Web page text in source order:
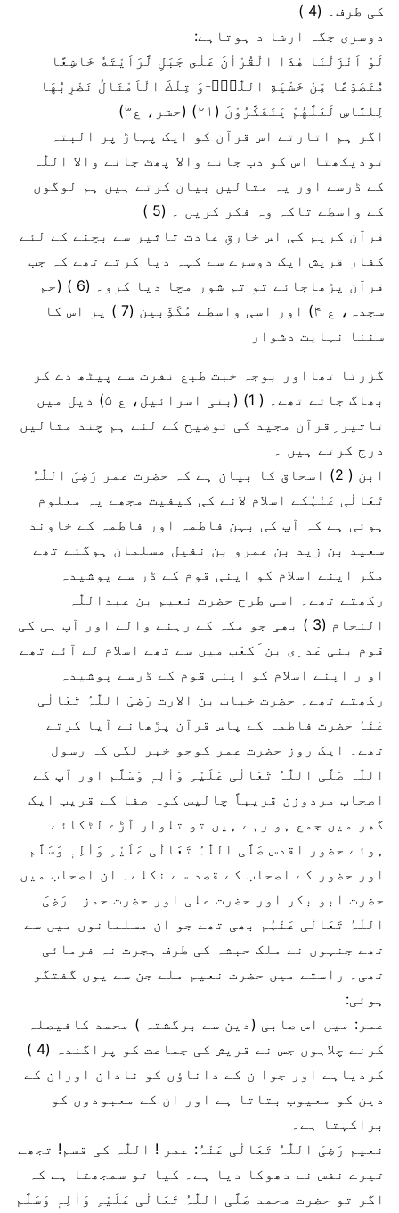
کی طرف۔ (4 )
دوسری جگہ ارشا د ہوتاہے:
لَوْ اَنْزَلْنَا هٰذَا الْقُرْاٰنَ عَلٰى جَبَلٍ لَّرَاَیْتَهٗ خَاشِعًا
مُّتَصَدِّعًا مِّنْ خَشْیَةِ اللّٰهِؕ-وَ تِلْكَ الْاَمْثَالُ نَضْرِبُهَا
لِلنَّاسِ لَعَلَّهُمْ یَتَفَكَّرُوْنَ (۲۱) (حشر، ع۳)
اگر ہم اتارتے اس قرآن کو ایک پہاڑ پر البتہ
تودیکھتا اس کو دب جانے والا پھٹ جانے والا اللّٰہ
کے ڈرسے اور یہ مثالیں بیان کرتے ہیں ہم لوگوں
کے واسطے تاکہ وہ فکر کریں ۔ (5 )
قرآن کریم کی اس خارقِ عادت تاثیر سے بچنے کے لئے
کفار قریش ایک دوسرے سے کہہ دیا کرتے تھے کہ جب
قرآن پڑھاجائے تو تم شور مچا دیا کرو۔ (6 ) (حم
سجدہ، ع ۴) اور اسی واسطے مُکَذِّبین (7 ) پر اس کا
سننا نہایت دشوار
گزرتا تھااور بوجہ خبث طبع نفرت سے پیٹھ دے کر
بھاگ جاتے تھے۔ ( 1) (بنی اسرائیل، ع ۵) ذیل میں
تاثیر ِقرآن مجید کی توضیح کے لئے ہم چند مثالیں
درج کرتے ہیں ۔
ابن ( 2) اسحاق کا بیان ہے کہ حضرت عمر رَضِیَ اللّٰہُ
تَعَالٰی عَنْہُکے اسلام لانے کی کیفیت مجھے یہ معلوم
ہوئی ہے کہ آپ کی بہن فاطمہ اور فاطمہ کے خاوند
سعید بن زید بن عمرو بن نفیل مسلمان ہوگئے تھے
مگر اپنے اسلام کو اپنی قوم کے ڈر سے پوشیدہ
رکھتے تھے۔ اسی طرح حضرت نعیم بن عبداللّٰہ
النحام (3 ) بھی جو مکہ کے رہنے والے اور آپ ہی کی
قوم بنی عَد ِی بن َکعْب میں سے تھے اسلام لے آئے تھے
او ر اپنے اسلام کو اپنی قوم کے ڈرسے پوشیدہ
رکھتے تھے۔ حضرت خباب بن الارت رَضِیَ اللّٰہُ تَعَالٰی
عَنْہُ حضرت فاطمہ کے پاس قرآن پڑھانے آیا کرتے
تھے۔ ایک روز حضرت عمر کوجو خبر لگی کہ رسول
اللّٰہ صَلَّی اللّٰہُ تَعَالٰی عَلَیْہِ وَاٰلِہٖ وَسَلَّم اور آپ کے
اصحاب مردوزن قریباً چالیس کوہ صفا کے قریب ایک
گھر میں جمع ہو رہے ہیں تو تلوار آڑے لٹکائے
ہوئے حضور اقدس صَلَّی اللّٰہُ تَعَالٰی عَلَیْہِ وَاٰلِہٖ وَسَلَّم
اور حضور کے اصحاب کے قصد سے نکلے۔ ان اصحاب میں
حضرت ابو بکر اور حضرت علی اور حضرت حمزہ رَضِیَ
اللّٰہُ تَعَالٰی عَنْہُم بھی تھے جو ان مسلمانوں میں سے
تھے جنہوں نے ملک حبشہ کی طرف ہجرت نہ فرمائی
تھی۔ راستے میں حضرت نعیم ملے جن سے یوں گفتگو
ہوئی:
عمر: میں اس صابی (دین سے برگشتہ ) محمد کافیصلہ
کرنے چلاہوں جس نے قریش کی جماعت کو پراگندہ (4 )
کردیاہے اور جوا ن کے داناؤں کو نادان اوران کے
دین کو معیوب بتاتا ہے اور ان کے معبودوں کو
براکہتا ہے۔
نعیم رَضِیَ اللّٰہُ تَعَالٰی عَنْہُ: عمر ! اللّٰہ کی قسم! تجھے
تیرے نفس نے دھوکا دیا ہے۔ کیا تو سمجھتا ہے کہ
اگر تو حضرت محمد صَلَّی اللّٰہُ تَعَالٰی عَلَیْہِ وَاٰلِہٖ وَسَلَّم